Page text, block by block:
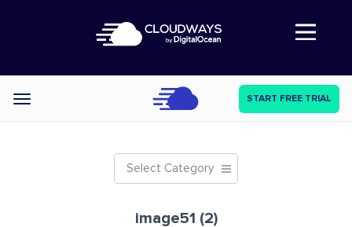
Abre a navegação
Categories START FREE TRIAL
Select Category
image51 (2)